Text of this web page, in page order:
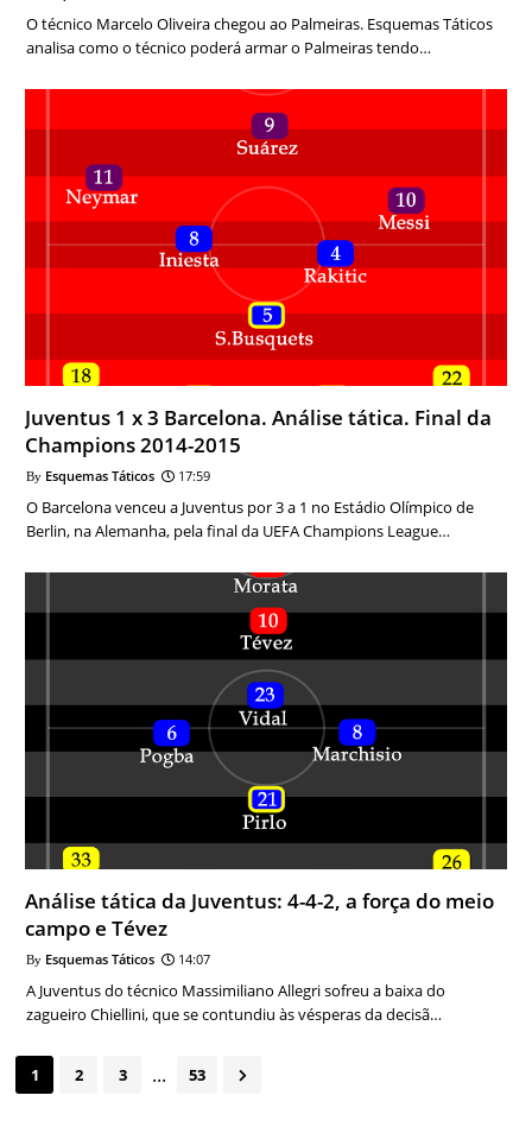
O técnico Marcelo Oliveira chegou ao Palmeiras. Esquemas Táticos
analisa como o técnico poderá armar o Palmeiras tendo…
Juventus 1 x 3 Barcelona. Análise tática. Final da
Champions 2014-2015
Esquemas Táticos 17:59
O Barcelona venceu a Juventus por 3 a 1 no Estádio Olímpico de
Berlin, na Alemanha, pela final da UEFA Champions League…
Análise tática da Juventus: 4-4-2, a força do meio
campo e Tévez
Esquemas Táticos 14:07
A Juventus do técnico Massimiliano Allegri sofreu a baixa do
zagueiro Chiellini, que se contundiu às vésperas da decisã…
1 2 3 ... 53